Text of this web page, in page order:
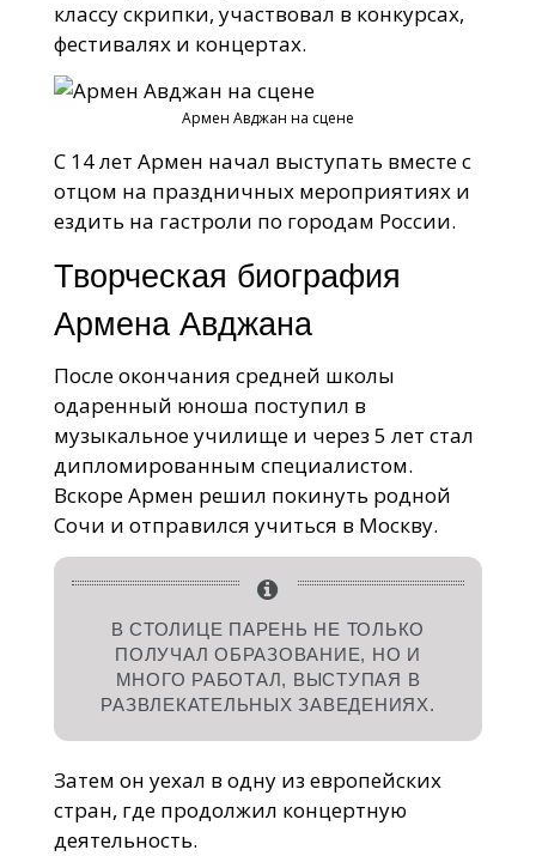
классу скрипки, участвовал в конкурсах,
фестивалях и концертах.
Армен Авджан на сцене
С 14 лет Армен начал выступать вместе с
отцом на праздничных мероприятиях и
ездить на гастроли по городам России.
Творческая биография
Армена Авджана
После окончания средней школы
одаренный юноша поступил в
музыкальное училище и через 5 лет стал
дипломированным специалистом.
Вскоре Армен решил покинуть родной
Сочи и отправился учиться в Москву.
В СТОЛИЦЕ ПАРЕНЬ НЕ ТОЛЬКО
ПОЛУЧАЛ ОБРАЗОВАНИЕ, НО И
МНОГО РАБОТАЛ, ВЫСТУПАЯ В
РАЗВЛЕКАТЕЛЬНЫХ ЗАВЕДЕНИЯХ.
Затем он уехал в одну из европейских
стран, где продолжил концертную
деятельность.